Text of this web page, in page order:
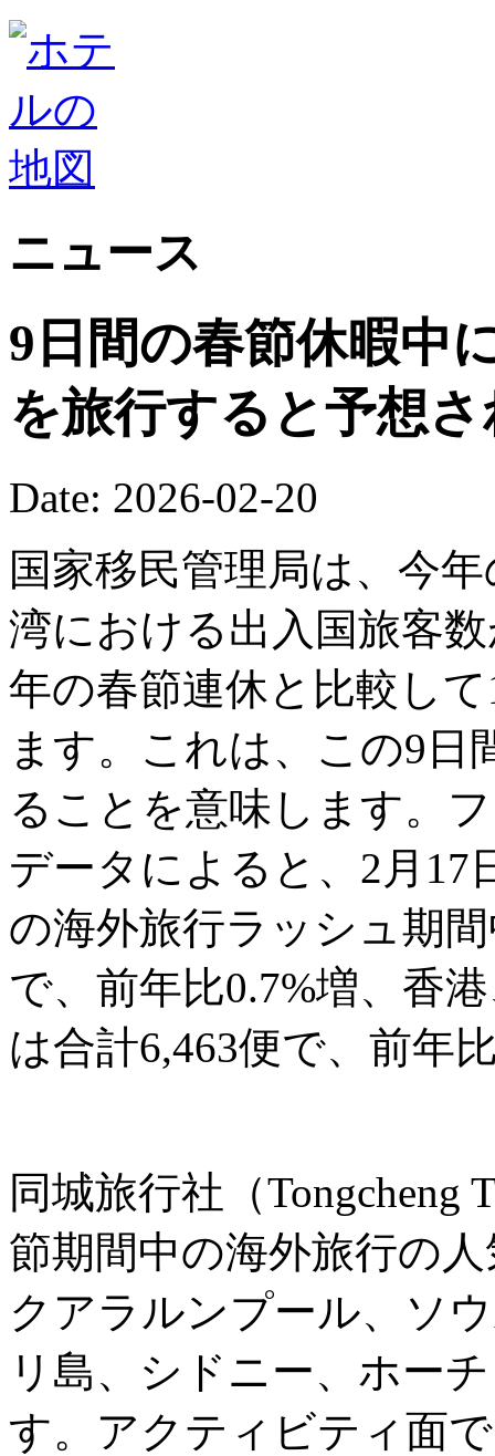
ニュース
9日間の春節休暇中
を旅行すると予想
Date: 2026-02-20
国家移民管理局は、今
湾における出入国旅客
年の春節連休と比較し
ます。これは、この9日
ることを意味します。
データによると、2月17
の海外旅行ラッシュ期
で、前年比0.7%増、香
は合計6,463便で、前年
同城旅行社（
節期間中の海外旅行の
クアラルンプール、ソ
リ島、シドニー、ホー
す。アクティビティ面